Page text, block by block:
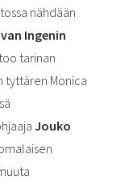
nähdään
Ingenin
tarinan
tyttären Monica
Jouko